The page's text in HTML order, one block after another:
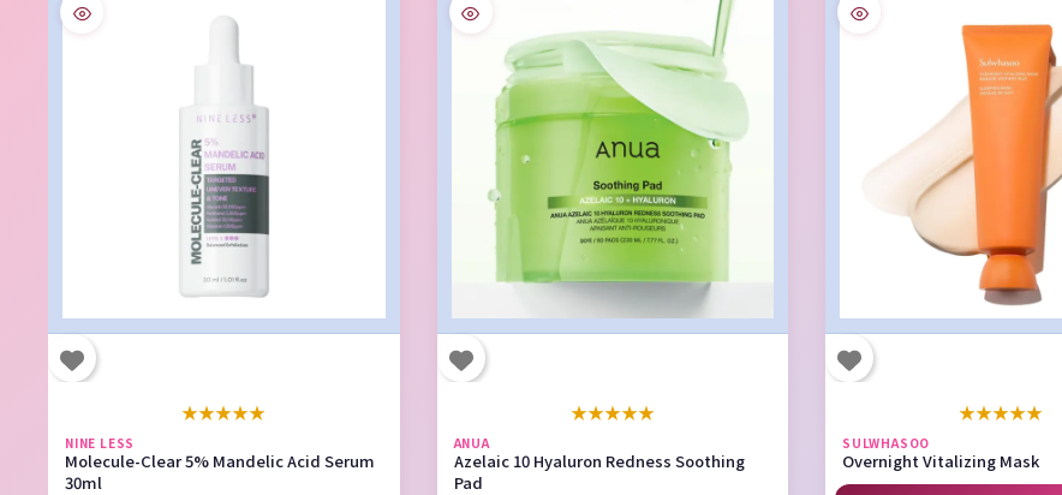
★★★★★
NINE LESS
Molecule-Clear 5% Mandelic Acid Serum
30ml
★★★★★
ANUA
Azelaic 10 Hyaluron Redness Soothing
Pad
★★★★★
SULWHASOO
Overnight Vitalizing Mask